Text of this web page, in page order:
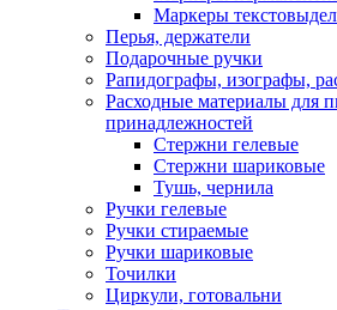
Маркеры
Перья, держатели
Подарочные ручки
Рапидографы, изографы,
Расходные материалы для
принадлежностей
Стержни гелевые
Стержни шариковые
Тушь, чернила
Ручки гелевые
Ручки стираемые
Ручки шариковые
Точилки
Циркули, готовальни